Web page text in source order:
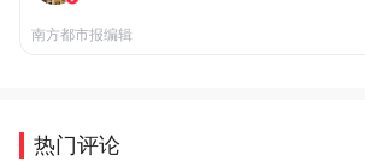
南方都市报编辑
热门评论